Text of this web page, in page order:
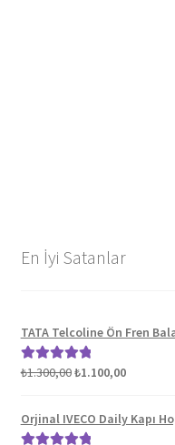
En İyi Satanlar
TATA Telcoline Ön Fren
5 üzerinden
₺1.300,00Orijinal
₺1.300,00.
₺1.100,00Şu
fiyat:
Orjinal IVECO Daily Kapı